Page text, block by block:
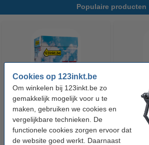
Cookies op 123inkt.be
Om winkelen bij 123inkt.be zo
gemakkelijk mogelijk voor u te
maken, gebruiken we cookies en
vergelijkbare technieken. De
functionele cookies zorgen ervoor dat
de website goed werkt. Daarnaast
Populaire producten
123inkt kopieerpapier 1 doos
van 2500 vellen A4 - 80 g/m²
€ 33,50 Incl. 21% btw €